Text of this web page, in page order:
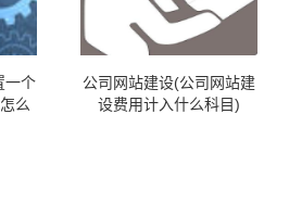
一个
么
公司网站建设(公司网站建
设费用计入什么科目)